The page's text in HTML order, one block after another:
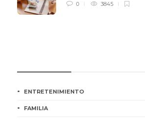
0 3845
ENTRETENIMIENTO
FAMILIA